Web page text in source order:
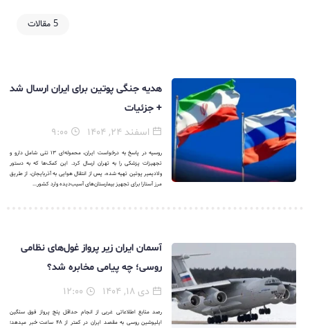
5 مقالات
هدیه جنگی پوتین برای ایران ارسال شد
+ جزئیات
اسفند ۲۴, ۱۴۰۴
روسیه در پاسخ به درخواست ایران، محموله‌ای ۱۳ تنی شامل دارو و
تجهیزات پزشکی را به تهران ارسال کرد. این کمک‌ها که به دستور
ولادیمیر پوتین تهیه شده، پس از انتقال هوایی به آذربایجان، از طریق
مرز آستارا برای تجهیز بیمارستان‌های آسیب‌دیده وارد کشور...
آسمان ایران زیر پرواز غول‌های نظامی
روسی؛ چه پیامی مخابره شد؟
دی ۱۸, ۱۴۰۴
رصد منابع اطلاعاتی غربی از انجام حداقل پنج پرواز فوق سنگین
ایلیوشین روسی به مقصد ایران در کمتر از ۴۸ ساعت خبر میدهد؛